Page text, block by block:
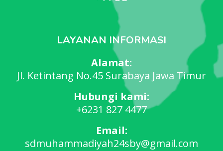
LAYANAN INFORMASI
Alamat:
Jl. Ketintang No.45 Surabaya Jawa Timur
Hubungi kami:
+6231 827 4477
Email:
sdmuhammadiyah24sby@gmail.com